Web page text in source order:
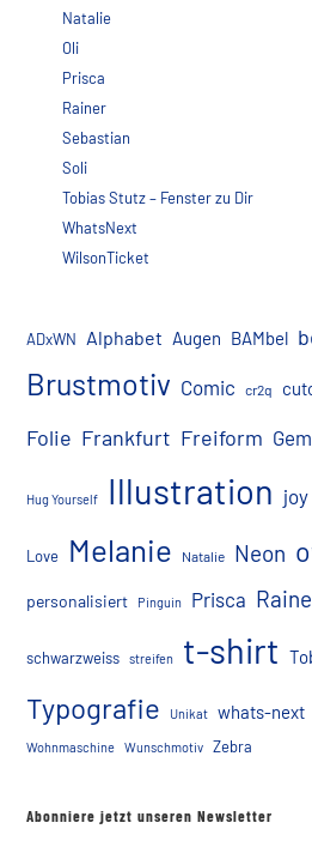
Natalie
Oli
Prisca
Rainer
Sebastian
Soli
Tobias Stutz – Fenster zu Dir
WhatsNext
WilsonTicket
ADxWN Alphabet Augen BAMbel
Brustmotiv Comic cr2q
Folie Frankfurt Freiform
Hug Yourself Illustration joy
Love Melanie Natalie Neon
personalisiert Pinguin Prisca
schwarzweiss streifen t-shirt
Typografie Unikat whats-next
Wohnmaschine Wunschmotiv Zebra
Abonniere jetzt unseren Newsletter